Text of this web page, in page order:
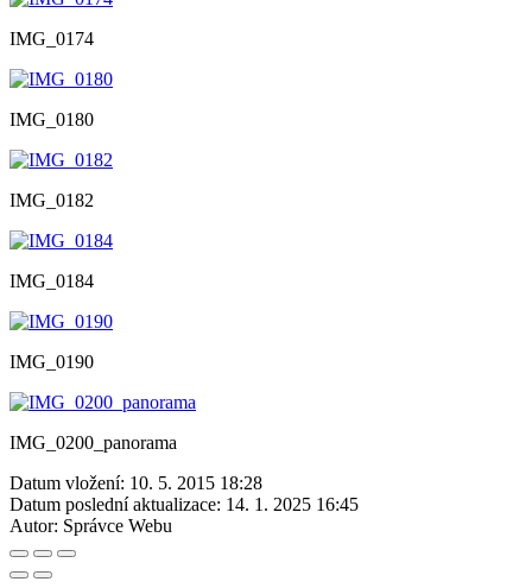
IMG_0174
IMG_0180
IMG_0182
IMG_0184
IMG_0190
IMG_0200_panorama
Datum vložení: 10. 5. 2015 18:28
Datum poslední aktualizace: 14. 1. 2025 16:45
Autor: Správce Webu